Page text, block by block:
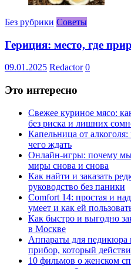
Без рубрики Советы
Гериция: место, где
09.01.2025 Redactor 0
Это интересно
Свежее куриное мясо:
без риска и лишних
Капельница от алкоголя:
чего ждать
Онлайн-игры: почему мы
миры снова и снова
Как найти и заказать
руководство без паники
Comfort 14: простая и
умеет и как ей
Как быстро и выгодно
в Москве
Аппараты для педикюра
прибор, который
10 фильмов о женском